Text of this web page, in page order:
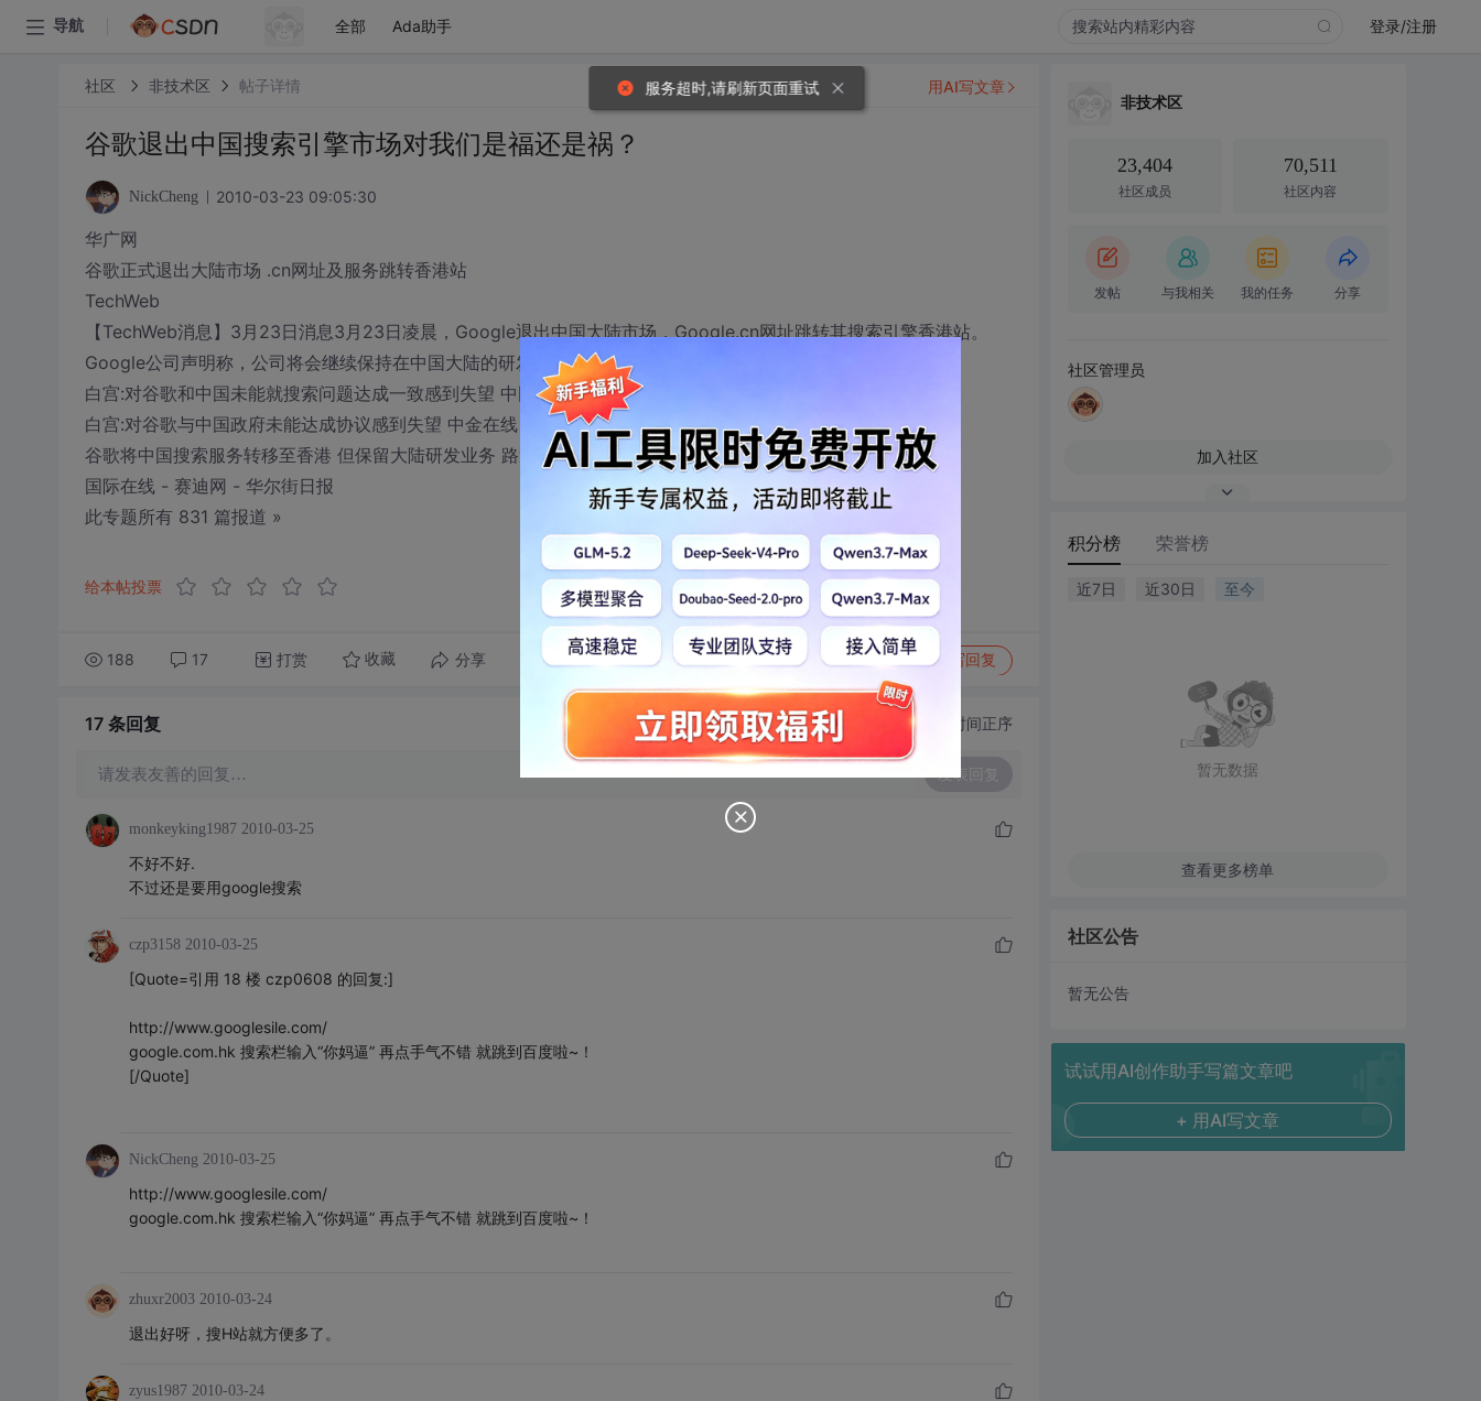
导航 全部 Ada助手 登录/注册
社区 非技术区 帖子详情
谷歌退出中国搜索引擎市场对我们是福还是祸？
NickCheng 2010-03-23 09:05:30
华广网
谷歌正式退出大陆市场 .cn网址及服务跳转香港站
TechWeb
【TechWeb消息】3月23日消息3月23日凌晨，Google退出中国大陆市场，Google.cn网址跳转其搜索引擎香港站。
Google公司声明称，公司将会继续保持在中国大陆的研发团队，销售团队里会有专门负责中国大陆用户 ...
白宫:对谷歌和中国未能就搜索问题达成一致感到失望 中国宁波网
白宫:对谷歌与中国政府未能达成协议感到失望 中金在线
谷歌将中国搜索服务转移至香港 但保留大陆研发业务 路透中国
国际在线 - 赛迪网 - 华尔街日报
此专题所有 831 篇报道 »
给本帖投票
188 17 打赏 收藏 分享 转发到动态 举报 写回复
用AI写文章
17 条回复 切换为时间正序
请发表友善的回复… 发表回复
monkeyking1987 2010-03-25
不好不好.
不过还是要用google搜索
czp3158 2010-03-25
[Quote=引用 18 楼 czp0608 的回复:]
http://www.googlesile.com/
google.com.hk 搜索栏输入“你妈逼” 再点手气不错 就跳到百度啦~！
[/Quote]
NickCheng 2010-03-25
http://www.googlesile.com/
google.com.hk 搜索栏输入“你妈逼” 再点手气不错 就跳到百度啦~！
zhuxr2003 2010-03-24
退出好呀，搜H站就方便多了。
zyus1987 2010-03-24
非技术区
23,404
社区成员
70,511
社区内容
发帖 与我相关 我的任务 分享
社区管理员
加入社区
积分榜 荣誉榜
近7日 近30日 至今
暂无数据
查看更多榜单
社区公告
暂无公告
试试用AI创作助手写篇文章吧
+ 用AI写文章
服务超时,请刷新页面重试